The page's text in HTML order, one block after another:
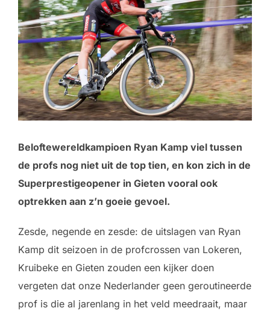
Beloftewereldkampioen Ryan Kamp viel tussen
de profs nog niet uit de top tien, en kon zich in de
Superprestigeopener in Gieten vooral ook
optrekken aan z’n goeie gevoel.
Zesde, negende en zesde: de uitslagen van Ryan
Kamp dit seizoen in de profcrossen van Lokeren,
Kruibeke en Gieten zouden een kijker doen
vergeten dat onze Nederlander geen geroutineerde
prof is die al jarenlang in het veld meedraait, maar